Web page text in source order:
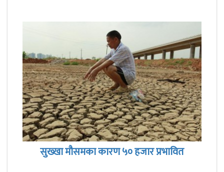
सुख्खा मौसमका कारण ५० हजार प्रभावित